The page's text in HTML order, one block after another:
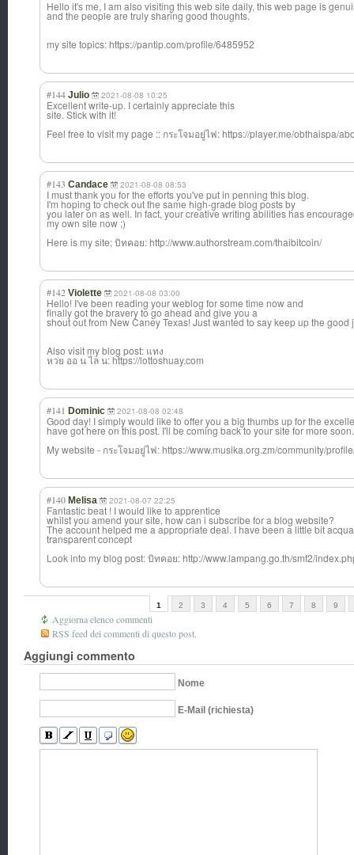
Hello it's me, I am also visiting this web site daily, this web page is
and the people are truly sharing good thoughts.
my site topics: https://pantip.com/profile/6485952
#144 Julio 2021-08-08 10:25
Excellent write-up. I certainly appreciate this
site. Stick with it!
Feel free to visit my page :: กระโจมอยู่ไฟ: https://player.me/obthaispa/
#143 Candace 2021-08-08 08:53
I must thank you for the efforts you've put in penning this blog.
I'm hoping to check out the same high-grade blog posts by
you later on as well. In fact, your creative writing abilities has
my own site now ;)
Here is my site; บิทคอย: http://www.authorstream.com/thaibitcoin/
#142 Violette 2021-08-08 03:00
Hello! I've been reading your weblog for some time now and
finally got the bravery to go ahead and give you a
shout out from New Caney Texas! Just wanted to say keep up the good
Also visit my blog post: แทง
หวย ออ น ไล น: https://lottoshuay.com
#141 Dominic 2021-08-08 02:48
Good day! I simply would like to offer you a big thumbs up for the
have got here on this post. I'll be coming back to your site for more soon.
My website - กระโจมอยู่ไฟ: https://www.musika.org.zm/community/
#140 Melisa 2021-08-07 22:25
Fantastic beat ! I would like to apprentice
whilst you amend your site, how can i subscribe for a blog website?
The account helped me a appropriate deal. I have been a little bit
transparent concept
Look into my blog post: บิทคอย: http://www.lampang.go.th/smf2/
1 2 3 4 5 6 7 8 9
Aggiorna elenco commenti
RSS feed dei commenti di questo post.
Aggiungi commento
Nome
E-Mail (richiesta)